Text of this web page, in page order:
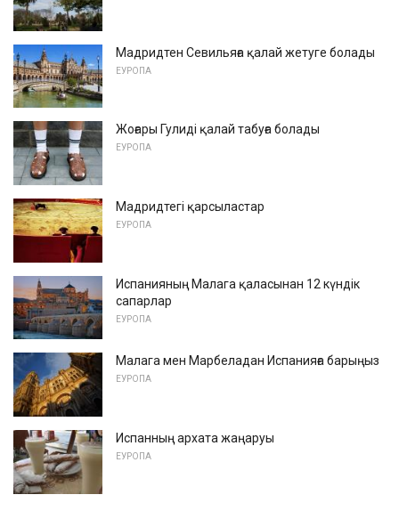
Мадридтен Севильяға қалай жетуге болады
ЕУРОПА
Жоғары Гулиді қалай табуға болады
ЕУРОПА
Мадридтегі қарсыластар
ЕУРОПА
Испанияның Малага қаласынан 12 күндік
сапарлар
ЕУРОПА
Малага мен Марбеладан Испанияға барыңыз
ЕУРОПА
Испанның архата жаңаруы
ЕУРОПА